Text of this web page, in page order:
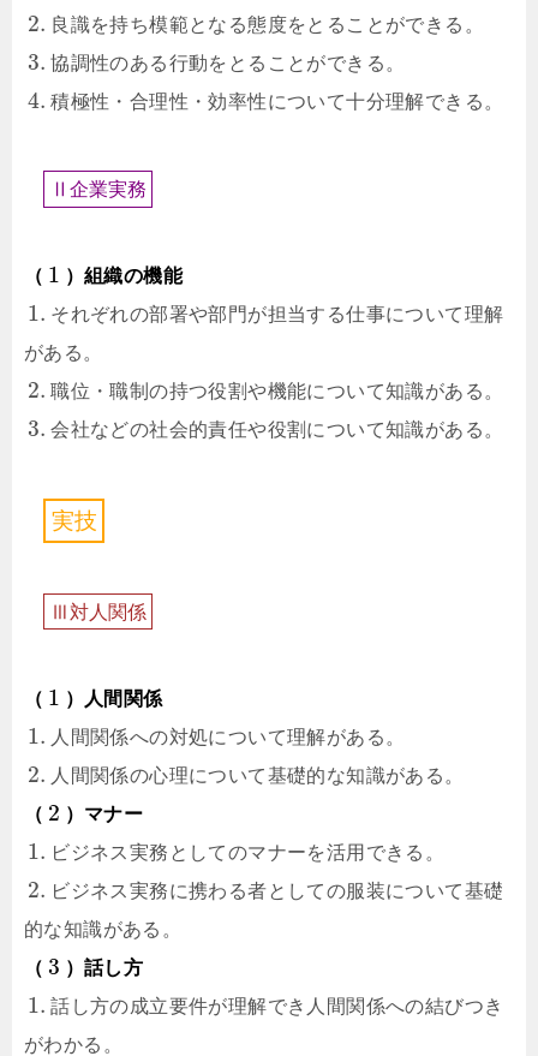
2. 良識を持ち模範となる態度をとることができる。
3. 協調性のある行動をとることができる。
4. 積極性・合理性・効率性について十分理解できる。
Ⅱ 企業実務
（ 1 ）組織の機能
1. それぞれの部署や部門が担当する仕事について理解
がある。
2. 職位・職制の持つ役割や機能について知識がある。
3. 会社などの社会的責任や役割について知識がある。
実技
Ⅲ 対人 関係
（ 1 ）人間関係
1. 人間関係への対処について理解がある。
2. 人間関係の心理について基礎的な知識がある。
（ 2 ）マナー
1. ビジネス実務としてのマナーを活用できる。
2. ビジネス実務に携わる者としての服装について基礎
的な知識がある。
（ 3 ）話し方
1. 話し方の成立要件が理解でき人間関係への結びつき
がわかる。